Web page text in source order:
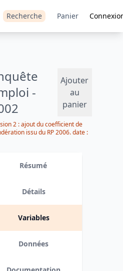
Recherche Panier
-
Ajouter
au
panier
2 : ajout du coefficient de
issu du RP 2006. date :
Résumé
Détails
Variables
Données